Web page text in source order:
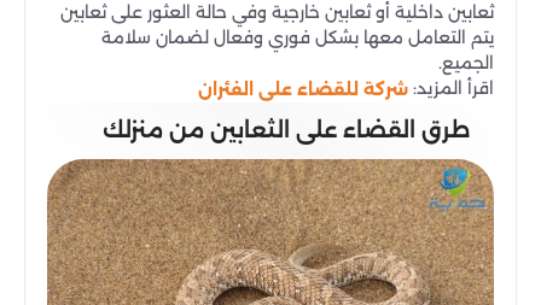
ثعابين داخلية أو ثعابين خارجية وفي حالة العثور على ثعابين
يتم التعامل معها بشكل فوري وفعال لضمان سلامة
الجميع.
اقرأ المزيد: شركة للقضاء على الفئران
طرق القضاء على الثعابين من منزلك